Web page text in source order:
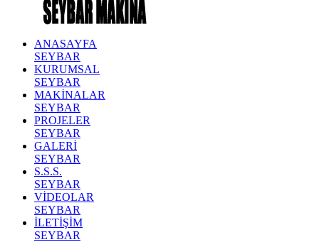
ANASAYFA
SEYBAR
KURUMSAL
SEYBAR
MAKİNALAR
SEYBAR
PROJELER
SEYBAR
GALERİ
SEYBAR
S.S.S.
SEYBAR
VİDEOLAR
SEYBAR
İLETİŞİM
SEYBAR